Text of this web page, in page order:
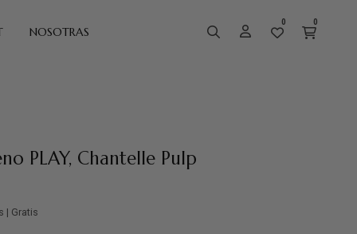
NOSOTRAS
0 0
PLAY, Chantelle Pulp
| Gratis